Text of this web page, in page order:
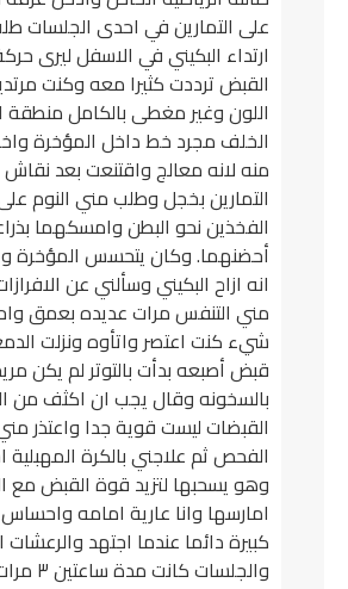
على التمارين في احدى الجلسات
ارتداء البكيني في الاسفل ليرى
القبض ترددت كثيرا معه وكنت
اللون وغير مغطى بالكامل منطقة
الخلف مجرد خط داخل المؤخرة
منه لانه معالج واقتنعت بعد
التمارين بخجل وطلب مني النوم
الفخذين نحو البطن وامسكهما
أحضنهما. وكان يتحسس
انه ازاح البكيني وسألني عن
مني التنفس مرات عديده بعمق
شيء كنت اعتصر واتأوه ونزلت
قبض أصبعه بدأت بالتوتر لم يكن
بالسخونه وقال يجب ان اكثف من
القبضات ليست قوية جدا واعتذر
الفحص ثم علاجني بالكرة
وهو يسحبها لتزيد قوة القبض مع
امارسها وانا عارية امامه واحساس
كبيرة دائما عندما اجتهد
والجلسات كانت مدة ساعتين ٣ مرات في الاسبوع.